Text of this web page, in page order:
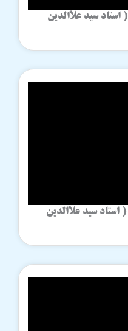
تفکر و سواد رسانه ای درس 2 ( استاد سید علاالدین
تفکر و سواد رسانه ای درس 3 ( استاد سید علاالدین